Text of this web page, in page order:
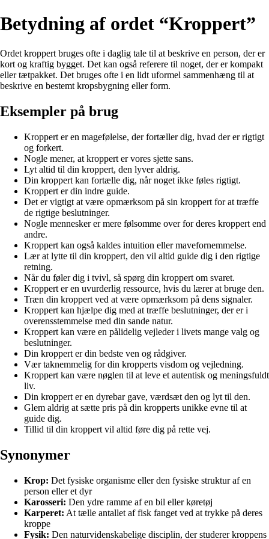
Betydning af ordet “Kroppert”
Ordet kroppert bruges ofte i daglig tale til at beskrive en person, der er
kort og kraftig bygget. Det kan også referere til noget, der er kompakt
eller tætpakket. Det bruges ofte i en lidt uformel sammenhæng til at
beskrive en bestemt kropsbygning eller form.
Eksempler på brug
Kroppert er en magefølelse, der fortæller dig, hvad der er rigtigt
og forkert.
Nogle mener, at kroppert er vores sjette sans.
Lyt altid til din kroppert, den lyver aldrig.
Din kroppert kan fortælle dig, når noget ikke føles rigtigt.
Kroppert er din indre guide.
Det er vigtigt at være opmærksom på sin kroppert for at træffe
de rigtige beslutninger.
Nogle mennesker er mere følsomme over for deres kroppert end
andre.
Kroppert kan også kaldes intuition eller mavefornemmelse.
Lær at lytte til din kroppert, den vil altid guide dig i den rigtige
retning.
Når du føler dig i tvivl, så spørg din kroppert om svaret.
Kroppert er en uvurderlig ressource, hvis du lærer at bruge den.
Træn din kroppert ved at være opmærksom på dens signaler.
Kroppert kan hjælpe dig med at træffe beslutninger, der er i
overensstemmelse med din sande natur.
Kroppert kan være en pålidelig vejleder i livets mange valg og
beslutninger.
Din kroppert er din bedste ven og rådgiver.
Vær taknemmelig for din kropperts visdom og vejledning.
Kroppert kan være nøglen til at leve et autentisk og meningsfuldt
liv.
Din kroppert er en dyrebar gave, værdsæt den og lyt til den.
Glem aldrig at sætte pris på din kropperts unikke evne til at
guide dig.
Tillid til din kroppert vil altid føre dig på rette vej.
Synonymer
Krop: Det fysiske organisme eller den fysiske struktur af en
person eller et dyr
Karosseri: Den ydre ramme af en bil eller køretøj
Karperet: At tælle antallet af fisk fanget ved at trykke på deres
kroppe
Fysik: Den naturvidenskabelige disciplin, der studerer kroppens